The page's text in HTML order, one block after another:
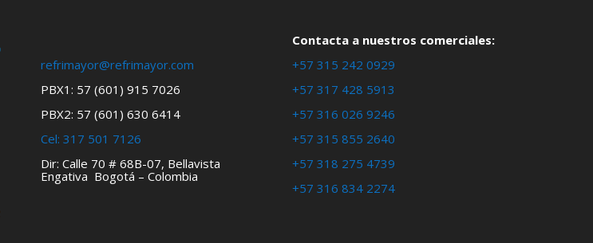
refrimayor@refrimayor.com
PBX1: 57 (601) 915 7026
PBX2: 57 (601) 630 6414
Cel: 317 501 7126
Dir: Calle 70 # 68B-07, Bellavista
Engativa Bogotá – Colombia
Contacta a nuestros comerciales:
+57 315 242 0929
+57 317 428 5913
+57 316 026 9246
+57 315 855 2640
+57 318 275 4739
+57 316 834 2274